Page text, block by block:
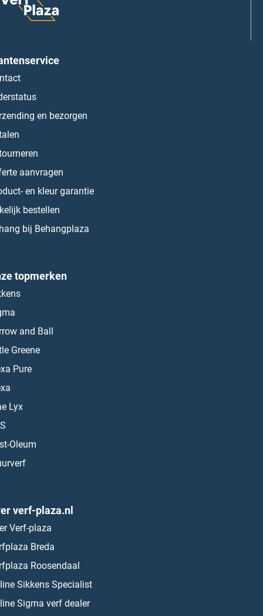
en bezorgen
aanvragen
en kleur garantie
bestellen
bij Behangplaza
topmerken
and Ball
Greene
Pure
Lyx
Oleum
verf-plaza.nl
Verf-plaza
Breda
Roosendaal
Sikkens Specialist
Sigma verf dealer